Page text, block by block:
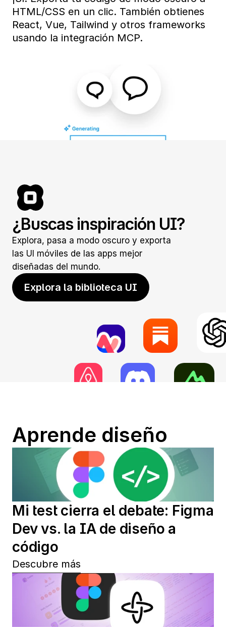
HTML/CSS en un clic. También obtienes
React, Vue, Tailwind y otros frameworks
usando la integración MCP.
¿Buscas inspiración UI?
Explora, pasa a modo oscuro y exporta
las UI móviles de las apps mejor
diseñadas del mundo.
Explora la biblioteca UI
Aprende diseño
Mi test cierra el debate: Figma
Dev vs. la IA de diseño a
código
Descubre más